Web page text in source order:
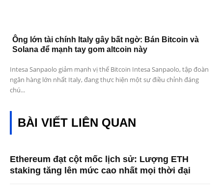
Ông lớn tài chính Italy gây bất ngờ: Bán Bitcoin và
Solana để mạnh tay gom altcoin này
Intesa Sanpaolo giảm mạnh vị thế Bitcoin Intesa Sanpaolo, tập đoàn
ngân hàng lớn nhất Italy, đang thực hiện một sự điều chỉnh đáng
chú...
BÀI VIẾT LIÊN QUAN
Ethereum đạt cột mốc lịch sử: Lượng ETH
staking tăng lên mức cao nhất mọi thời đại